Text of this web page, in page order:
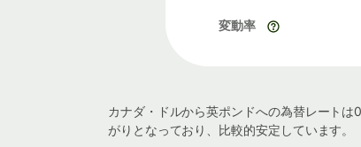
変動率
カナダ・ドルから英ポンドへの為替レート
がりとなっており、比較的安定しています。